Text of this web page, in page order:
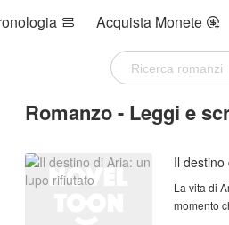
 Acquista Monete 
Romanzo - Leggi e
Il destino
La vita di
momento